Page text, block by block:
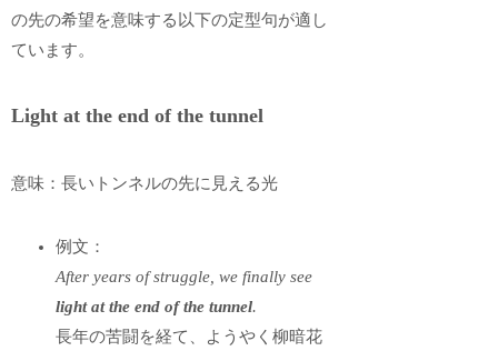
の先の希望を意味する以下の定型句が適し
ています。
Light at the end of the tunnel
意味：長いトンネルの先に見える光
例文：
After years of struggle, we finally see
light at the end of the tunnel.
長年の苦闘を経て、ようやく柳暗花